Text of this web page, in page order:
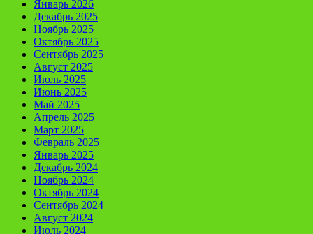
Январь 2026
Декабрь 2025
Ноябрь 2025
Октябрь 2025
Сентябрь 2025
Август 2025
Июль 2025
Июнь 2025
Май 2025
Апрель 2025
Март 2025
Февраль 2025
Январь 2025
Декабрь 2024
Ноябрь 2024
Октябрь 2024
Сентябрь 2024
Август 2024
Июль 2024